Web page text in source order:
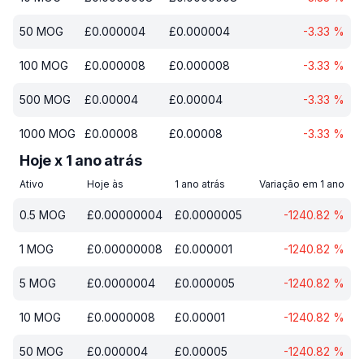
50 MOG £0.000004 £0.000004 -3.33 %
100 MOG £0.000008 £0.000008 -3.33 %
500 MOG £0.00004 £0.00004 -3.33 %
1000 MOG £0.00008 £0.00008 -3.33 %
Hoje x 1 ano atrás
Ativo Hoje às 1 ano atrás Variação em 1 ano
0.5 MOG £0.00000004 £0.0000005 -1240.82 %
1 MOG £0.00000008 £0.000001 -1240.82 %
5 MOG £0.0000004 £0.000005 -1240.82 %
10 MOG £0.0000008 £0.00001 -1240.82 %
50 MOG £0.000004 £0.00005 -1240.82 %